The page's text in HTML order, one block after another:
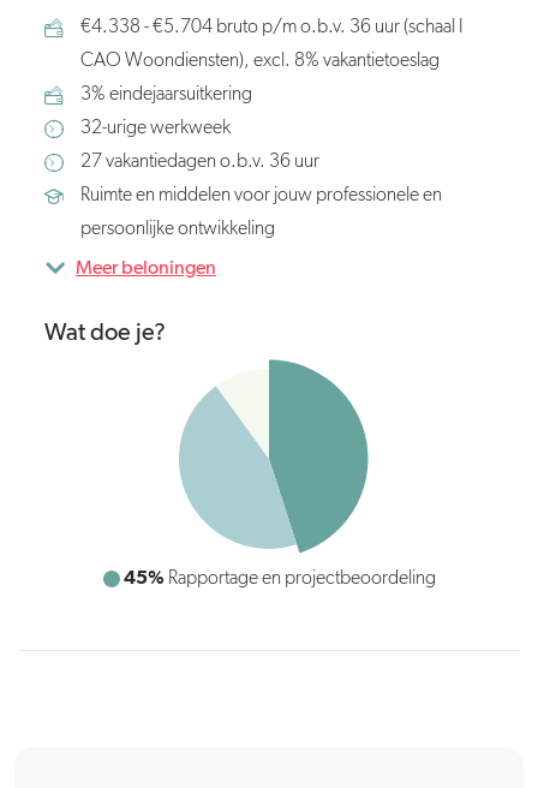
€4.338 - €5.704 bruto p/m o.b.v. 36 uur (schaal I
CAO Woondiensten), excl. 8% vakantietoeslag
3% eindejaarsuitkering
32-urige werkweek
27 vakantiedagen o.b.v. 36 uur
Ruimte en middelen voor jouw professionele en
persoonlijke ontwikkeling
Meer beloningen
Wat doe je?
45% Rapportage en projectbeoordeling